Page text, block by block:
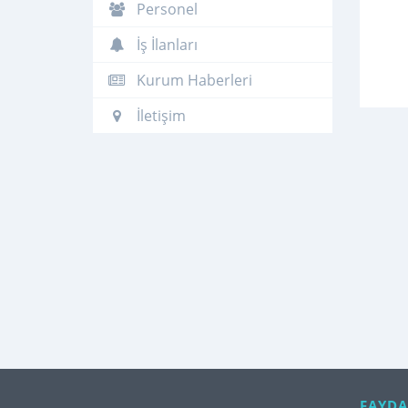
Personel
İş İlanları
Kurum Haberleri
İletişim